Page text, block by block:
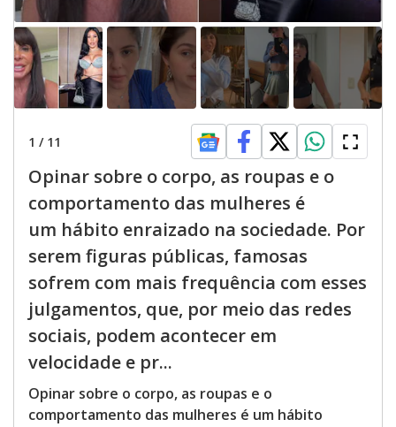
1 / 11
Opinar sobre o corpo, as roupas e o
comportamento das mulheres é
um hábito enraizado na sociedade. Por
serem figuras públicas, famosas
sofrem com mais frequência com esses
julgamentos, que, por meio das redes
sociais, podem acontecer em
velocidade e pr...
Opinar sobre o corpo, as roupas e o
comportamento das mulheres é um hábito